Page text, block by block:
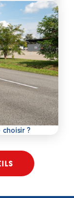
choisir ?